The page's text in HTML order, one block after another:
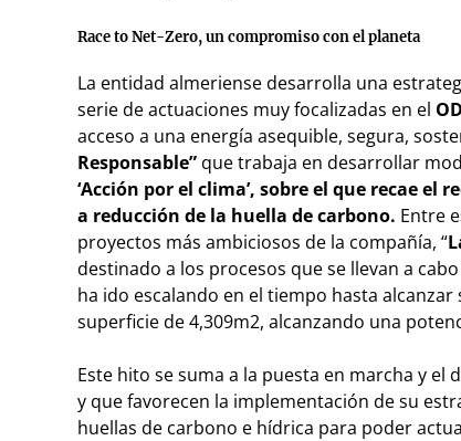
Race to Net-Zero, un compromiso con el planeta
La entidad almeriense desarrolla una
serie de actuaciones muy focalizadas en el
acceso a una energía asequible, segura,
Responsable” que trabaja en desarrollar
‘Acción por el clima’, sobre el que recae
a reducción de la huella de carbono. Entre
proyectos más ambiciosos de la compañía, “
destinado a los procesos que se llevan a
ha ido escalando en el tiempo hasta
superficie de 4,309m2, alcanzando una
Este hito se suma a la puesta en marcha y
y que favorecen la implementación de su
huellas de carbono e hídrica para poder